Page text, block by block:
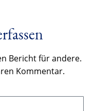
Bericht für andere.
Kommentar.